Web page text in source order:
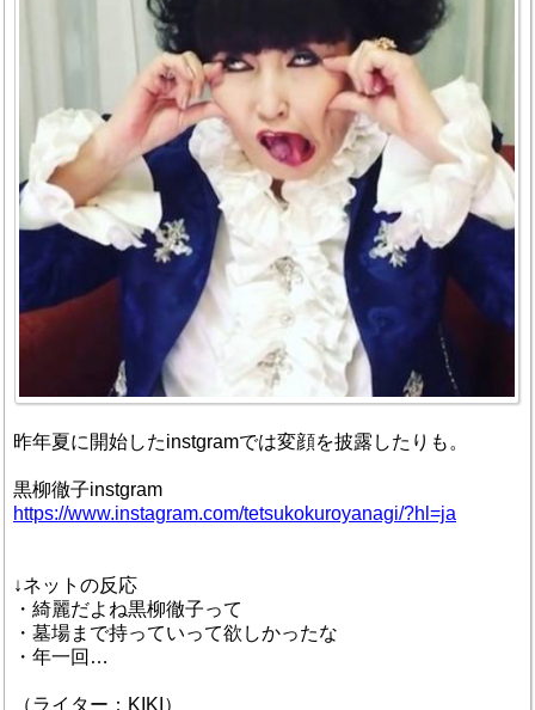
昨年夏に開始したinstgramでは変顔を披露したりも。
黒柳徹子instgram
https://www.instagram.com/tetsukokuroyanagi/?hl=ja
↓ネットの反応
・綺麗だよね黒柳徹子って
・墓場まで持っていって欲しかったな
・年一回…
（ライター：KIKI）